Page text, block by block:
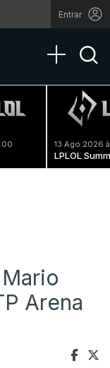
Entrar
Toggle
13 Ago 2026
LPLOL
Arena